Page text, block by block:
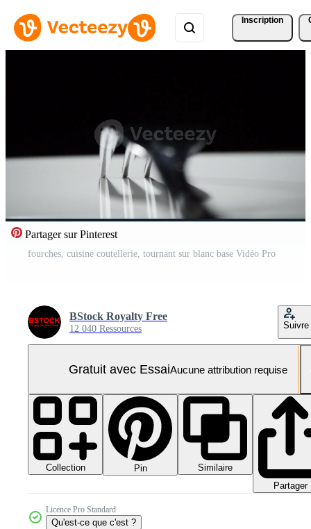
Inscription
Partager sur Pinterest
fourches, cuisine coutellerie, tournant sur blanc base Vidéo Pro
BStock Royalty Free
12 040 Ressources Suivre
Gratuit avec EssaiAucune attribution requise
Collection Pin
Similaire
Partager
Licence Pro Standard
Qu'est-ce que c'est ?